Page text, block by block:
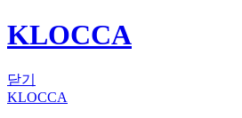
KLOCCA
닫기
KLOCCA